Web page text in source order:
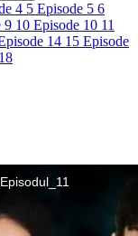
4 5 Episode 5 6
9 10 Episode 10 11
14 15 Episode